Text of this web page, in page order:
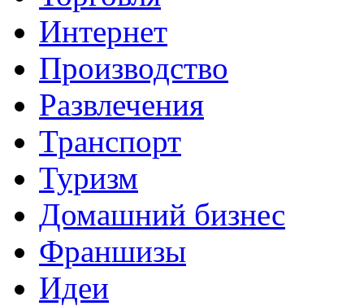
Интернет
Производство
Развлечения
Транспорт
Туризм
Домашний бизнес
Франшизы
Идеи